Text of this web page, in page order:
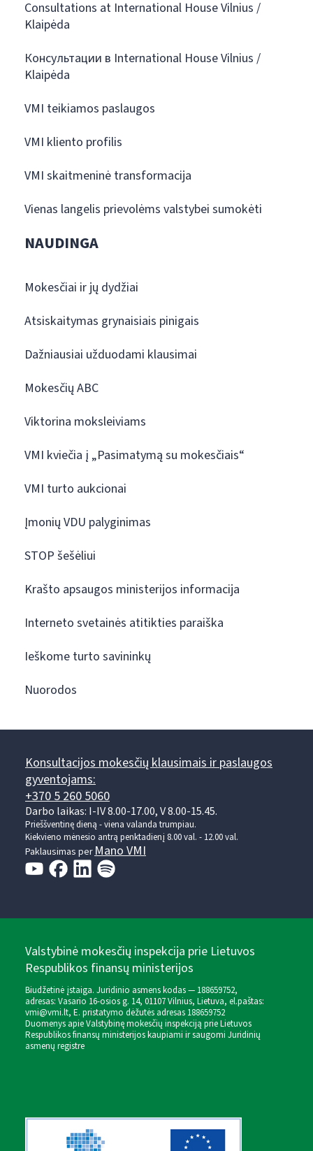
Consultations at International House Vilnius /
Klaipėda
Консультации в International House Vilnius /
Klaipėda
VMI teikiamos paslaugos
VMI kliento profilis
VMI skaitmeninė transformacija
Vienas langelis prievolėms valstybei sumokėti
NAUDINGA
Mokesčiai ir jų dydžiai
Atsiskaitymas grynaisiais pinigais
Dažniausiai užduodami klausimai
Mokesčių ABC
Viktorina moksleiviams
VMI kviečia į „Pasimatymą su mokesčiais“
VMI turto aukcionai
Įmonių VDU palyginimas
STOP šešėliui
Krašto apsaugos ministerijos informacija
Interneto svetainės atitikties paraiška
Ieškome turto savininkų
Nuorodos
Konsultacijos mokesčių klausimais ir paslaugos
gyventojams:
+370 5 260 5060
Darbo laikas: I-IV 8.00-17.00, V 8.00-15.45.
Prieššventinę dieną - viena valanda trumpiau.
Kiekvieno mėnesio antrą penktadienį 8.00 val. - 12.00 val.
Paklausimas perMano VMI
Valstybinė mokesčių inspekcija prie Lietuvos
Respublikos finansų ministerijos
Biudžetinė įstaiga. Juridinio asmens kodas — 188659752,
adresas: Vasario 16-osios g. 14, 01107 Vilnius, Lietuva, el.paštas:
vmi@vmi.lt, E. pristatymo dėžutės adresas 188659752
Duomenys apie Valstybinę mokesčių inspekciją prie Lietuvos
Respublikos finansų ministerijos kaupiami ir saugomi Juridinių
asmenų registre